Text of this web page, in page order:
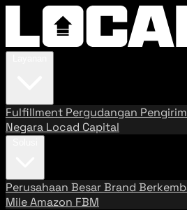
Fulfillment Pergudangan
Negara Locad Capital
Perusahaan BesarBrand
MileAmazon FBM